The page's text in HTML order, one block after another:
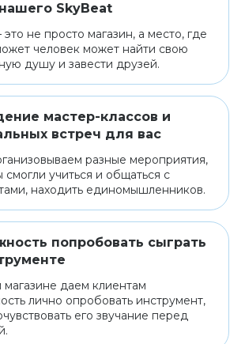
SkyBeat
не просто магазин, а место, где
человек может найти свою
душу и завести друзей.
мастер-классов и
встреч для вас
разные мероприятия,
смогли учиться и общаться с
находить единомышленников.
попробовать сыграть
даем клиентам
лично опробовать инструмент,
его звучание перед